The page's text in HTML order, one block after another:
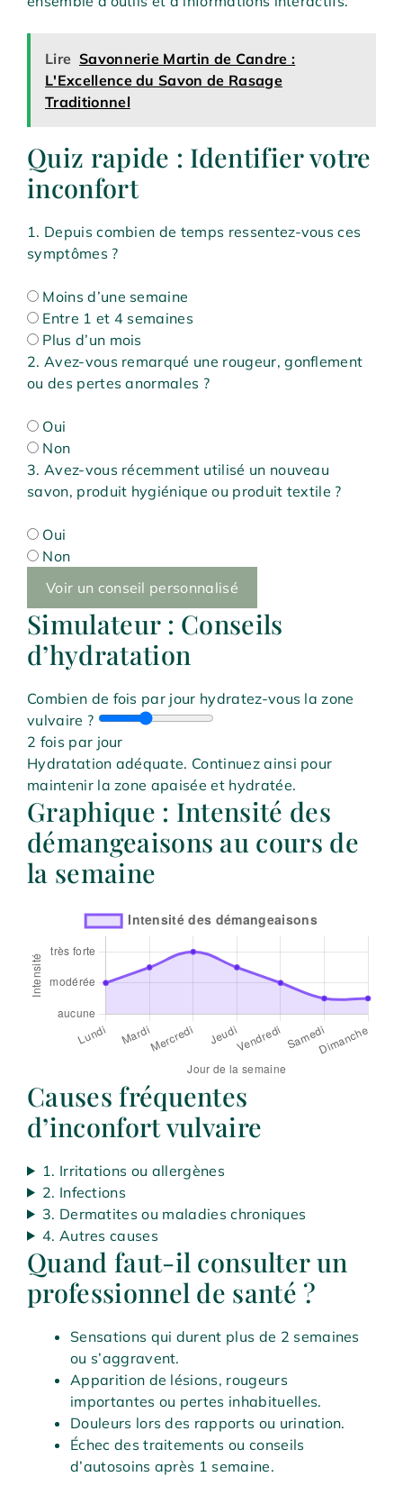
Lire Savonnerie Martin de Candre :
L'Excellence du Savon de Rasage
Traditionnel
Quiz rapide : Identifier votre
inconfort
1. Depuis combien de temps ressentez-vous ces
symptômes ?
Moins d’une semaine
Entre 1 et 4 semaines
Plus d’un mois
2. Avez-vous remarqué une rougeur, gonflement
ou des pertes anormales ?
Oui
Non
3. Avez-vous récemment utilisé un nouveau
savon, produit hygiénique ou produit textile ?
Oui
Non
Voir un conseil personnalisé
Simulateur : Conseils
d’hydratation
Combien de fois par jour hydratez-vous la zone
vulvaire ?
2 fois par jour
Hydratation adéquate. Continuez ainsi pour
maintenir la zone apaisée et hydratée.
Graphique : Intensité des
démangeaisons au cours de
la semaine
Causes fréquentes
d’inconfort vulvaire
1. Irritations ou allergènes
2. Infections
3. Dermatites ou maladies chroniques
4. Autres causes
Quand faut-il consulter un
professionnel de santé ?
Sensations qui durent plus de 2 semaines
ou s’aggravent.
Apparition de lésions, rougeurs
importantes ou pertes inhabituelles.
Douleurs lors des rapports ou urination.
Échec des traitements ou conseils
d’autosoins après 1 semaine.